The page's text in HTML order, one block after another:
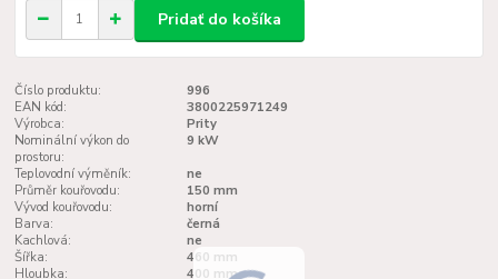
Pridať do košíka
Číslo produktu:
996
EAN kód:
3800225971249
Výrobca:
Prity
Nominální výkon do
prostoru:
9 kW
Teplovodní výměník:
ne
Průměr kouřovodu:
150 mm
Vývod kouřovodu:
horní
Barva:
černá
Kachlová:
ne
Šířka:
460 mm
Hloubka:
400 mm